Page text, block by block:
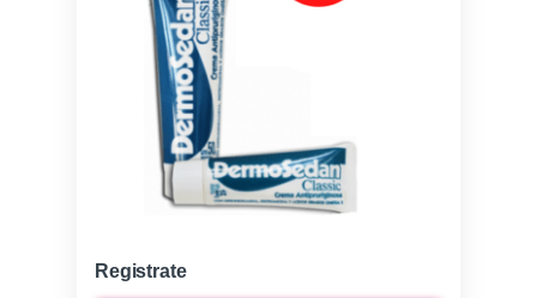
Registrate